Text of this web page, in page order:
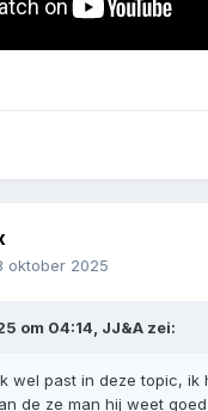
oktober 2025
om 04:14, JJ&A zei:
wel past in deze topic, ik
de ze man hij weet